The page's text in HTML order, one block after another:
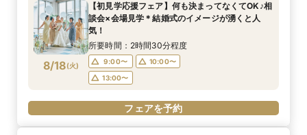
8/17(月)
10:00〜
11:00〜
17:00〜
フェアを予約
8/17(月)
10:00〜
11:00〜
17:00〜
フェアを予約
8/17(月)
9:00〜
10:00〜
17:00〜
フェアを予約
8/17(月)
9:00〜
10:00〜
17:00〜
フェアを予約
8/18(火)
【初見学応援フェア】何も決まってなくてOK♪相
談会×会場見学＊結婚式のイメージが湧くと人
気！
所要時間：2時間30分程度
9:00〜
10:00〜
13:00〜
フェアを予約